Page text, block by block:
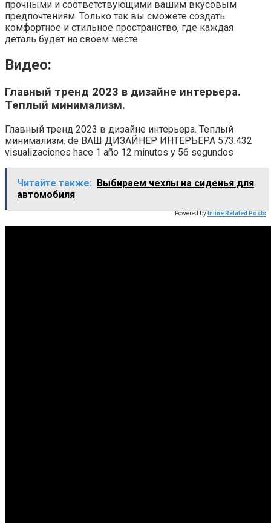
прочными и соответствующими вашим вкусовым
предпочтениям. Только так вы сможете создать
комфортное и стильное пространство, где каждая
деталь будет на своем месте.
Видео:
Главный тренд 2023 в дизайне интерьера.
Теплый минимализм.
Главный тренд 2023 в дизайне интерьера. Теплый
минимализм. de ВАШ ДИЗАЙНЕР ИНТЕРЬЕРА 573.432
visualizaciones hace 1 año 12 minutos y 56 segundos
Читайте также: Выбираем чехлы на сиденья для
автомобиля
Powered by Inline Related Posts